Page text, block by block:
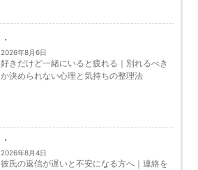
2026年8月6日
好きだけど一緒にいると疲れる｜別れるべき
か決められない心理と気持ちの整理法
2026年8月4日
彼氏の返信が遅いと不安になる方へ｜連絡を